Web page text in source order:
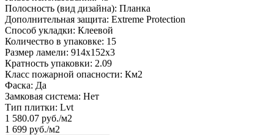
Полосность (вид дизайна): Планка
Дополнительная защита: Extreme Protection
Способ укладки: Клеевой
Количество в упаковке: 15
Размер ламели: 914x152x3
Кратность упаковки: 2.09
Класс пожарной опасности: Км2
Фаска: Да
Замковая система: Нет
Тип плитки: Lvt
1 580.07 руб./м2
1 699 руб./м2